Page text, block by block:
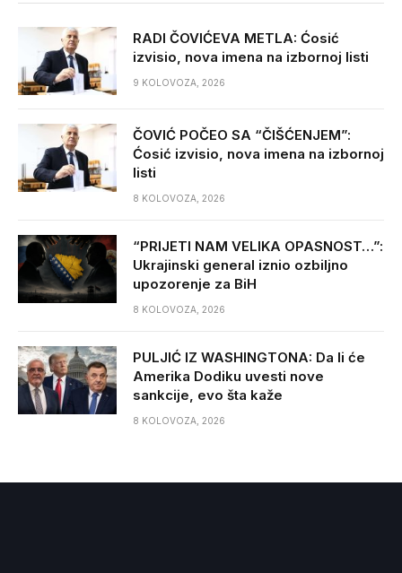
RADI ČOVIĆEVA METLA: Ćosić
izvisio, nova imena na izbornoj listi
9 KOLOVOZA, 2026
ČOVIĆ POČEO SA “ČIŠĆENJEM”:
Ćosić izvisio, nova imena na izbornoj
listi
8 KOLOVOZA, 2026
“PRIJETI NAM VELIKA OPASNOST…”:
Ukrajinski general iznio ozbiljno
upozorenje za BiH
8 KOLOVOZA, 2026
PULJIĆ IZ WASHINGTONA: Da li će
Amerika Dodiku uvesti nove
sankcije, evo šta kaže
8 KOLOVOZA, 2026